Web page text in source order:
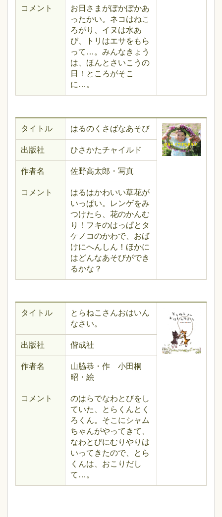
コメント
お日さまがぽかぽかあ
ったかい。ネコはねこ
ろがり、イヌは水あ
び、トリはエサをもら
って…。みんなきょう
は、ほんとさいこうの
日！ところがそこ
に…。
タイトル はるのくさばなあそび
出版社 ひさかたチャイルド
作者名 佐野高太郎・写真
コメント
はるはかわいい草花が
いっぱい。レンゲをみ
つけたら、花のかんむ
り！フキのはっぱとタ
ケノコのかわで、おば
けにへんしん！ほかに
はどんなあそびができ
るかな？
タイトル
とらねこさんおはいん
なさい。
出版社 偕成社
作者名
山脇恭・作 小田桐
昭・絵
コメント
のはらでなわとびをし
ていた、とらくんとく
ろくん。そこにシャム
ちゃんがやってきて、
なわとびにむりやりは
いってきたので、とら
くんは、おこりだし
て…。